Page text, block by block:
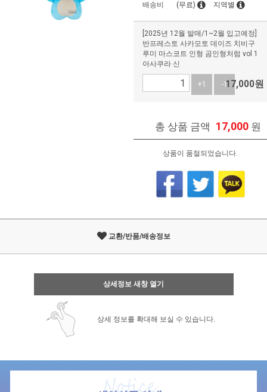
배송비
(무료) 지역별
[2025년 12월 발매/1~2월 입고예정]
반프레스토 사카모토 데이즈 치비구
루미 마스코트 인형 곰인형처럼 vol 1
아사쿠라 신
+1 -117,000원
총 상품 금액 17,000 원
상품이 품절되었습니다.
교환/반품/배송정보
상세정보 새창 열기
상세 정보를 확대해 보실 수 있습니다.